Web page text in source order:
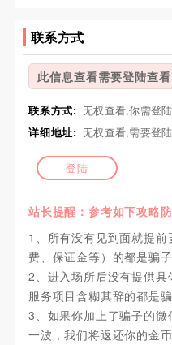
联系方式
此信息查看需要登陆查
联系方式: 无权查看,你需登
详细地址: 无权查看,需要登
登陆
站长提醒：参考如下攻略
1、所有没有见到面就提
费、保证金等）的都是骗子
2、进入场所后没有提供
服务项目含糊其辞的都是骗
3、如果你加上了骗子的
一波，我们将返还你的金币